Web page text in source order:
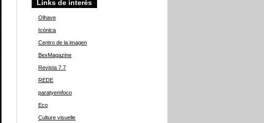
Links de interés
Olhave
Icónica
Centro de la imagen
BexMagazine
Revista 7.7
REDE
paratyemfoco
Eco
Culture visuelle